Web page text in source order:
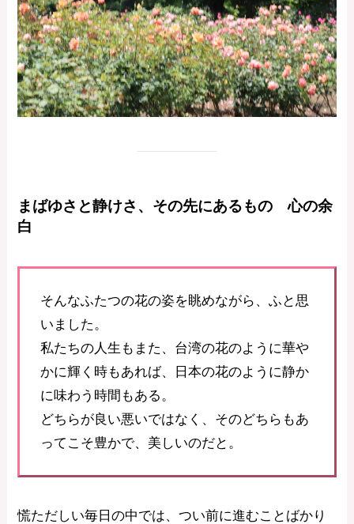
まばゆさと静けさ、その先にあるもの 心の余
白
そんなふたつの花の姿を眺めながら、ふと思
いました。
私たちの人生もまた、台湾の花のように華や
かに輝く時もあれば、日本の花のように静か
に味わう時間もある。
どちらが良い悪いではなく、そのどちらもあ
ってこそ豊かで、美しいのだと。
慌ただしい毎日の中では、つい前に進むことばかり